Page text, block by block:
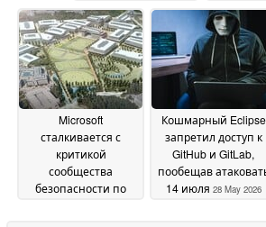
02 June 2026
Microsoft
сталкивается с
критикой
сообщества
безопасности по
Кошмарный Eclipse
запретил доступ к
GitHub и GitLab,
пообещав
14 июля 28 May 2026